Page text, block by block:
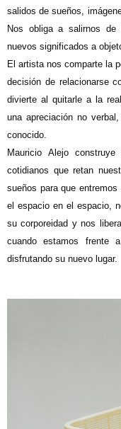
salidos de sueños,
Nos obliga a salirnos de
nuevos significados a
El artista nos comparte la
decisión de relacionarse
divierte al quitarle a la
una apreciación no
conocido.
Mauricio Alejo
cotidianos que retan
sueños para que
el espacio en el espacio,
su corporeidad y nos
cuando estamos frente
disfrutando su nuevo lugar.